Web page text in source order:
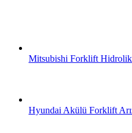
Mitsubishi Forklift Hidrolik
Hyundai Akülü Forklift